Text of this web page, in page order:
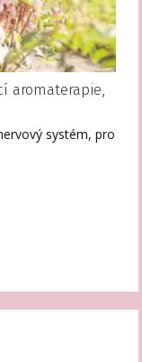
aromaterapie,
systém, pro